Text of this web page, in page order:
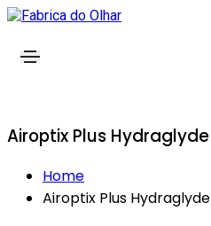
Airoptix Plus Hydraglyde
Home
Airoptix Plus Hydraglyde